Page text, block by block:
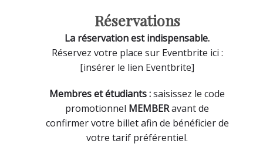
Réservations
La réservation est indispensable.
Réservez votre place sur Eventbrite ici :
[insérer le lien Eventbrite]
Membres et étudiants :saisissez le code
promotionnel MEMBERavant de
confirmer votre billet afin de bénéficier de
votre tarif préférentiel.